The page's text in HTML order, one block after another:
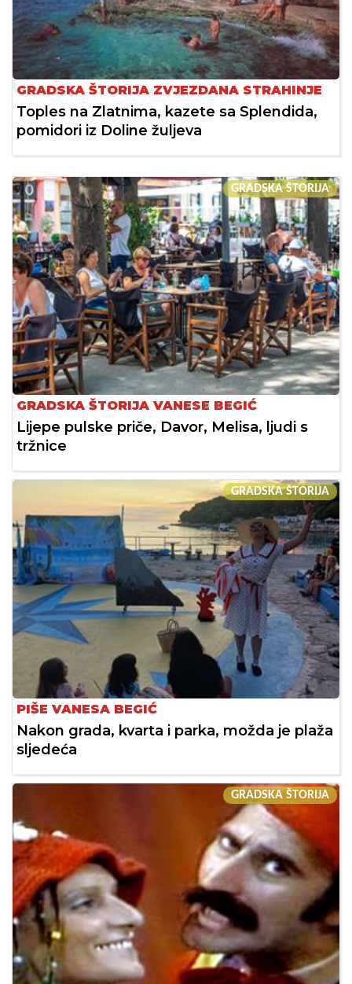
GRADSKA ŠTORIJA ZVJEZDANA STRAHINJE
Toples na Zlatnima, kazete sa Splendida,
pomidori iz Doline žuljeva
GRADSKA ŠTORIJA
GRADSKA ŠTORIJA VANESE BEGIĆ
Lijepe pulske priče, Davor, Melisa, ljudi s
tržnice
GRADSKA ŠTORIJA
PIŠE VANESA BEGIĆ
Nakon grada, kvarta i parka, možda je plaža
sljedeća
GRADSKA ŠTORIJA